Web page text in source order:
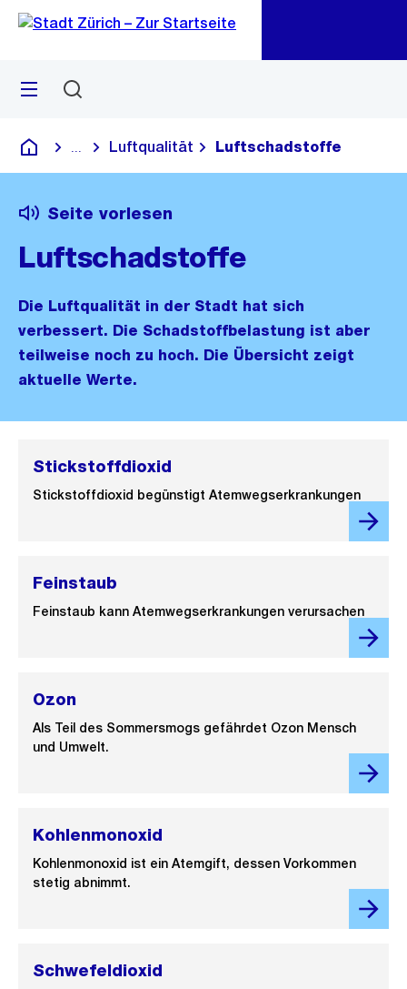
Navigation
Sprunglink
Menü
Deutsch
Blende alle Breadcrumbs ein
Luftqualität Luftschadstoffe
Seite vorlesen
Luftschadstoffe
Die Luftqualität in der Stadt hat sich
verbessert. Die Schadstoffbelastung ist aber
teilweise noch zu hoch. Die Übersicht zeigt
aktuelle Werte.
Stickstoffdioxid
Stickstoffdioxid begünstigt Atemwegserkrankungen
Feinstaub
Feinstaub kann Atemwegserkrankungen verursachen
Ozon
Als Teil des Sommersmogs gefährdet Ozon Mensch
und Umwelt.
Kohlenmonoxid
Kohlenmonoxid ist ein Atemgift, dessen Vorkommen
stetig abnimmt.
Schwefeldioxid